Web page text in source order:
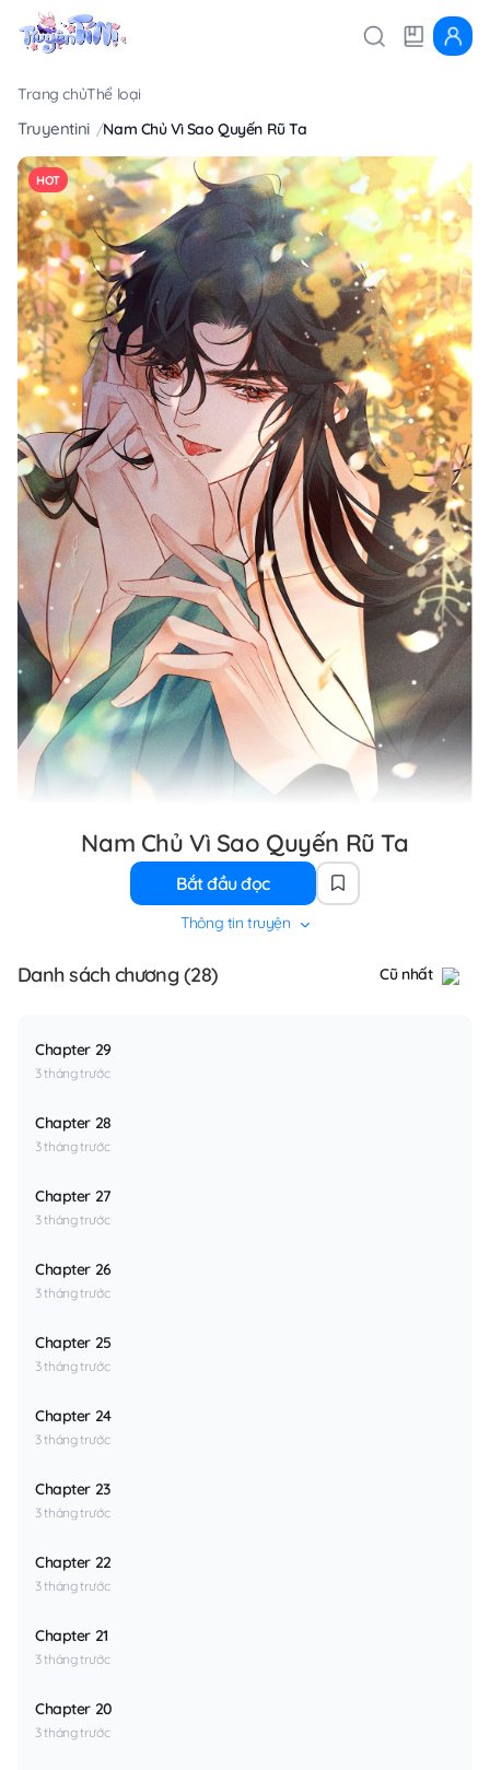
Trang chủThể loại
Truyentini Nam Chủ Vì Sao Quyến Rũ Ta
HOT
Nam Chủ Vì Sao Quyến Rũ Ta
Bắt đầu đọc
Thông tin truyện
Danh sách chương (28) Cũ nhất
Chapter 29
3 tháng trước
Chapter 28
3 tháng trước
Chapter 27
3 tháng trước
Chapter 26
3 tháng trước
Chapter 25
3 tháng trước
Chapter 24
3 tháng trước
Chapter 23
3 tháng trước
Chapter 22
3 tháng trước
Chapter 21
3 tháng trước
Chapter 20
3 tháng trước